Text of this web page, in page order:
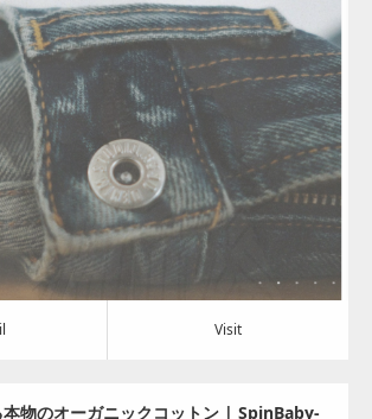
Update: 2024.08.07
Category:アパレル・バッグ
Visit
Visit
物のオーガニックコットン | SpinBaby-